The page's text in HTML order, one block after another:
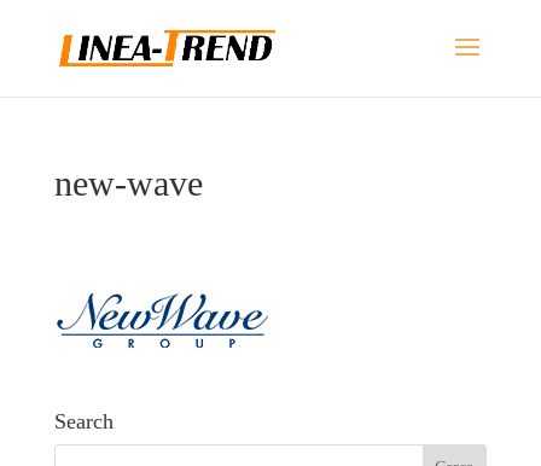
new-wave
Search